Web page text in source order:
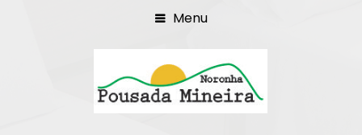
Menu